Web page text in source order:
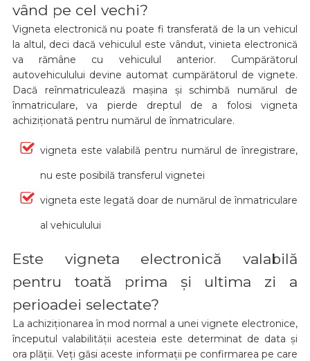
vând pe cel vechi?
Vigneta electronică nu poate fi transferată de la un vehicul
la altul, deci dacă vehiculul este vândut, vinieta electronică
va rămâne cu vehiculul anterior. Cumpărătorul
autovehiculului devine automat cumpărătorul de vignete.
Dacă reînmatriculează mașina și schimbă numărul de
înmatriculare, va pierde dreptul de a folosi vigneta
achiziționată pentru numărul de înmatriculare.
vigneta este valabilă pentru numărul de înregistrare,
nu este posibilă transferul vignetei
vigneta este legată doar de numărul de înmatriculare
al vehiculului
Este vigneta electronică valabilă
pentru toată prima și ultima zi a
perioadei selectate?
La achiziționarea în mod normal a unei vignete electronice,
începutul valabilității acesteia este determinat de data și
ora plății. Veți găsi aceste informații pe confirmarea pe care